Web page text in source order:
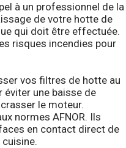
à un professionnel de la
de votre hotte de
qui doit être effectuée.
risques incendies pour
vos filtres de hotte au
éviter une baisse de
le moteur.
normes AFNOR. Ils
en contact direct de